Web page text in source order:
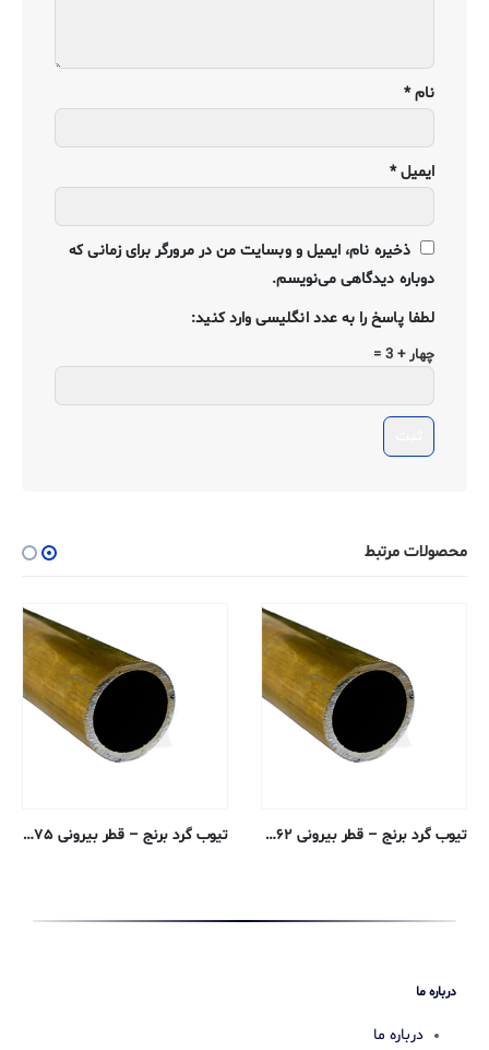
نام*
ایمیل*
ذخیره نام، ایمیل و وبسایت من در مرورگر برای زمانی که
دوباره دیدگاهی می‌نویسم.
لطفا پاسخ را به عدد انگلیسی وارد کنید:
چهار + 3 =
محصولات مرتبط
تیوب گرد برنج – قطر بیرونی ۰٫۴۷۶۲ ، دیواره ۰٫۰۵۰۸ ، قطر داخلی ۰٫۳۷۴۶ سانتی متر – H58 بدون درز تیوب گرد برنج – قطر بیرونی ۰٫۳۱۷۵ ، دیواره ۰٫۰۸۱۳ ، قطر داخلی ۰٫۱۵۴۹ سانتی متر – H58 بدون درز
درباره ما
درباره ما